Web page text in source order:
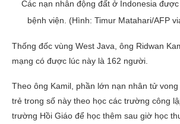
Các nạn nhân động đất ở Indonesia
bệnh viện. (Hình: Timur Matahari/AFP
Thống đốc vùng West Java, ông Ridwan
mạng có được lúc này là 162 người.
Theo ông Kamil, phần lớn nạn nhân tử
trẻ trong số này theo học các trường công
trường Hồi Giáo để học thêm sau giờ học